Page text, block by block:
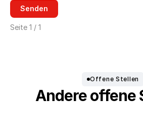
Senden
Seite 1 / 1
Offene Stellen
Andere offene